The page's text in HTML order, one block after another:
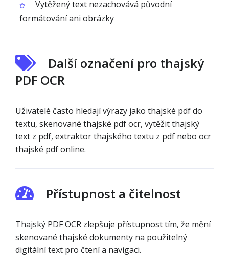
Vytěžený text nezachovává původní
formátování ani obrázky
Další označení pro thajský
PDF OCR
Uživatelé často hledají výrazy jako thajské pdf do
textu, skenované thajské pdf ocr, vytěžit thajský
text z pdf, extraktor thajského textu z pdf nebo ocr
thajské pdf online.
Přístupnost a čitelnost
Thajský PDF OCR zlepšuje přístupnost tím, že mění
skenované thajské dokumenty na použitelný
digitální text pro čtení a navigaci.